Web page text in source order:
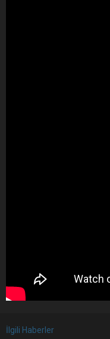
İlgili Haberler